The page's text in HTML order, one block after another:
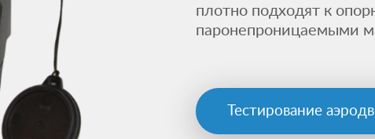
плотно подходят к
паронепроницаемыми
Тестирование